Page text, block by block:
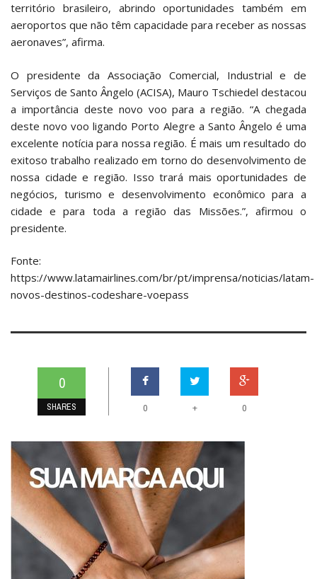
território brasileiro, abrindo oportunidades também em
aeroportos que não têm capacidade para receber as nossas
aeronaves”, afirma.
O presidente da Associação Comercial, Industrial e de
Serviços de Santo Ângelo (ACISA), Mauro Tschiedel destacou
a importância deste novo voo para a região. “A chegada
deste novo voo ligando Porto Alegre a Santo Ângelo é uma
excelente notícia para nossa região. É mais um resultado do
exitoso trabalho realizado em torno do desenvolvimento de
nossa cidade e região. Isso trará mais oportunidades de
negócios, turismo e desenvolvimento econômico para a
cidade e para toda a região das Missões.”, afirmou o
presidente.
Fonte:
https://www.latamairlines.com/br/pt/imprensa/noticias/latam-
novos-destinos-codeshare-voepass
0
SHARES 0 + 0